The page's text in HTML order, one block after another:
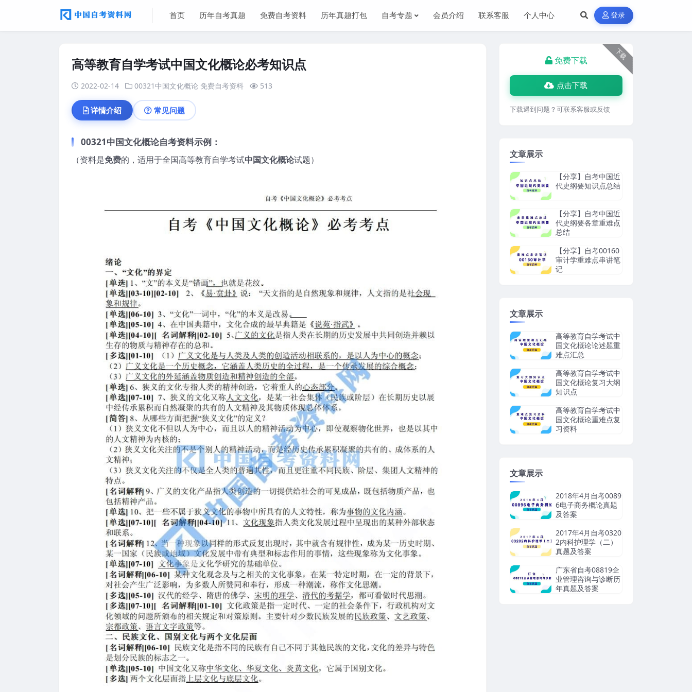
首页 历年自考真题 免费自考资料 历年真题打包 自考专题 会员介绍 联系客服 个人中心 登录
高等教育自学考试中国文化概论必考知识点
2022-02-14 00321中国文化概论 免费自考资料 513
详情介绍 常见问题
00321中国文化概论自考资料示例：
（资料是免费的，适用于全国高等教育自学考试中国文化概论试题）
下载
免费下载
点击下载
下载遇到问题？可联系客服或反馈
文章展示
【分享】自考中国近
代史纲要知识点总结
【分享】自考中国近
代史纲要各章重难点
总结
【分享】自考00160
审计学重难点串讲笔
记
文章展示
高等教育自学考试中
国文化概论论述题重
难点汇总
高等教育自学考试中
国文化概论复习大纲
知识点
高等教育自学考试中
国文化概论重难点复
习资料
文章展示
2018年4月自考0089
6电子商务概论真题
及答案
2017年4月自考0320
2内科护理学（二）
真题及答案
广东省自考08819企
业管理咨询与诊断历
年真题及答案